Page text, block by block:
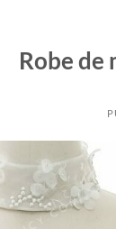
Robe